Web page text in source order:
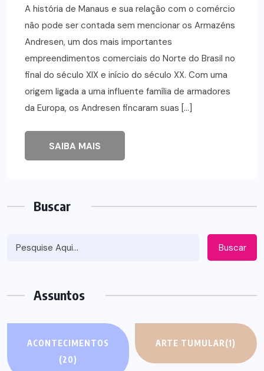
A história de Manaus e sua relação com o comércio
não pode ser contada sem mencionar os Armazéns
Andresen, um dos mais importantes
empreendimentos comerciais do Norte do Brasil no
final do século XIX e início do século XX. Com uma
origem ligada a uma influente família de armadores
da Europa, os Andresen fincaram suas […]
SAIBA MAIS
Buscar
Buscar
Assuntos
ACONTECIMENTOS
(20)
ARTE TUMULAR(1)